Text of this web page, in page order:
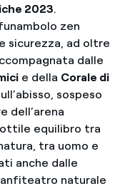
2023.
zen
sicurezza, ad oltre
dalle
e della Corale di
sospeso
dell’arena
equilibro tra
tra uomo e
anche dalle
naturale